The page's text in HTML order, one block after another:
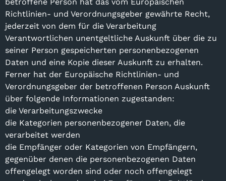
Richtlinien- und Verordnungsgeber gewährte Recht,
jederzeit von dem für die Verarbeitung
Verantwortlichen unentgeltliche Auskunft über die zu
seiner Person gespeicherten personenbezogenen
Daten und eine Kopie dieser Auskunft zu erhalten.
Ferner hat der Europäische Richtlinien- und
Verordnungsgeber der betroffenen Person Auskunft
über folgende Informationen zugestanden:
die Verarbeitungszwecke
die Kategorien personenbezogener Daten, die
verarbeitet werden
die Empfänger oder Kategorien von Empfängern,
gegenüber denen die personenbezogenen Daten
offengelegt worden sind oder noch offengelegt